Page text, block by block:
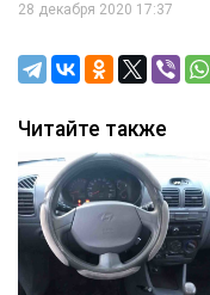
28 декабря 2020 17:37
Читайте также